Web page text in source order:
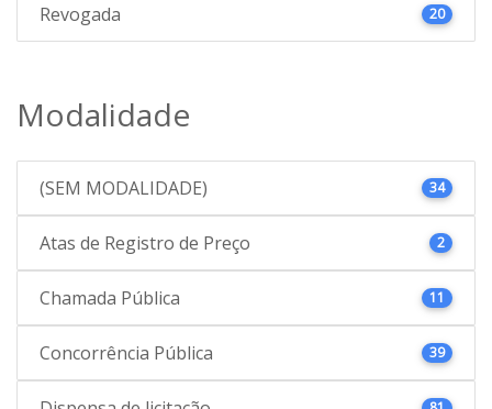
Revogada 20
Modalidade
(SEM MODALIDADE) 34
Atas de Registro de Preço 2
Chamada Pública 11
Concorrência Pública 39